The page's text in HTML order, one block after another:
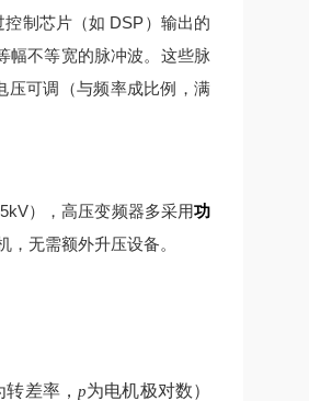
制芯片（如 DSP）输出的
不等宽的脉冲波。 这些脉
压可调（与频率成比例，满
），高压变频器多采用功
无需额外升压设备。
转差率， p为电机极对数）